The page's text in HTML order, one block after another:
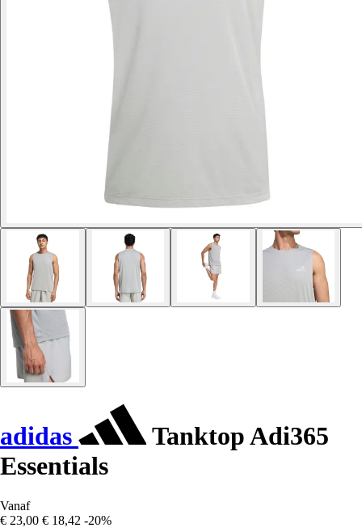
adidas
Tanktop Adi365
Essentials
Vanaf
€ 23,00 € 18,42 -20%